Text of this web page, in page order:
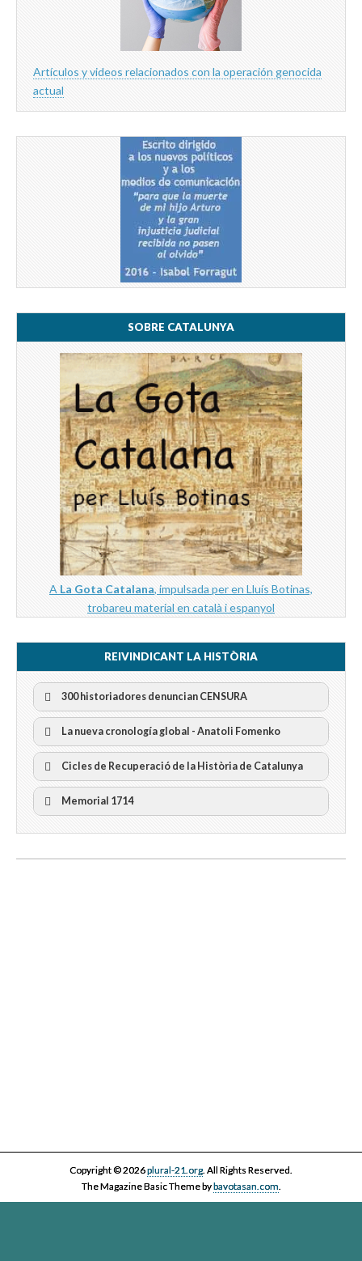
Artículos y videos relacionados con la operación genocida
actual
SOBRE CATALUNYA
A La Gota Catalana, impulsada per en Lluís Botinas,
trobareu material en català i espanyol
REIVINDICANT LA HISTÒRIA
300 historiadores denuncian CENSURA
300 Historiadors denuncien al “Gobierno Español” per la
censura
La nueva cronología global - Anatoli Fomenko
Cicles de Recuperació de la Història de Catalunya
I Cicle Història i Censura
II Cicle Història i Censura
Memorial 1714
Copyright © 2026plural-21.org. All Rights Reserved.
The Magazine Basic Theme bybavotasan.com.